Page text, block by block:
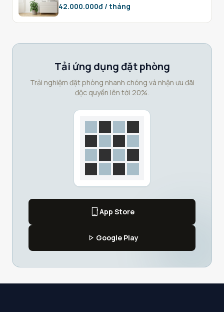
42.000.000đ / tháng
Tải ứng dụng đặt phòng
Trải nghiệm đặt phòng nhanh chóng và nhận ưu đãi
độc quyền lên tới 20%.
phone_iphoneApp Store
play_arrow Google Play